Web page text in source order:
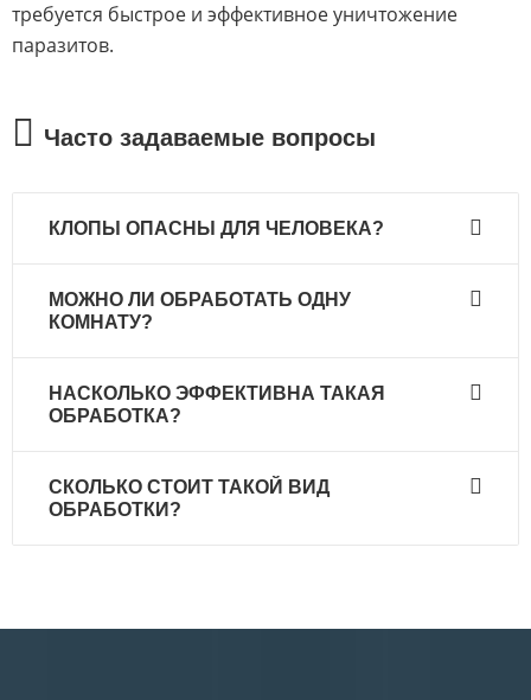
требуется быстрое и эффективное уничтожение
паразитов.
Часто задаваемые вопросы
КЛОПЫ ОПАСНЫ ДЛЯ ЧЕЛОВЕКА?
для человека, но и для животных. Они
МОЖНО ЛИ ОБРАБОТАТЬ ОДНУ
КОМНАТУ?
комплексно. Паразиты очень быстро плодятся и
НАСКОЛЬКО ЭФФЕКТИВНА ТАКАЯ
ОБРАБОТКА?
уничтожать их личинок после первого раза.
СКОЛЬКО СТОИТ ТАКОЙ ВИД
ОБРАБОТКИ?